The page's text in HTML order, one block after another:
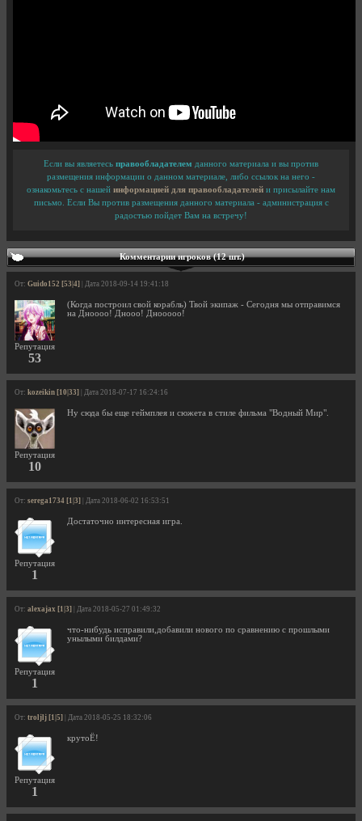
Если вы являетесь правообладателем данного материала и вы против
размещения информации о данном материале, либо ссылок на него -
ознакомьтесь с нашей информацией для правообладателей и присылайте нам
письмо. Если Вы против размещения данного материала - администрация с
радостью пойдет Вам на встречу!
Комментарии игроков (12 шт.)
От: Guido152 [53|4] | Дата 2018-09-14 19:41:18
Репутация
53
(Когда построил свой корабль) Твой экипаж - Сегодня мы отправимся
на Дноооо! Днооо! Днооооо!
От: kozeikin [10|33] | Дата 2018-07-17 16:24:16
Репутация
10
Ну сюда бы еще геймплея и сюжета в стиле фильма "Водный Мир".
От: serega1734 [1|3] | Дата 2018-06-02 16:53:51
Репутация
1
Достаточно интересная игра.
От: alexajax [1|3] | Дата 2018-05-27 01:49:32
Репутация
1
что-нибудь исправили,добавили нового по сравнению с прошлыми
унылыми билдами?
От: troljlj [1|5] | Дата 2018-05-25 18:32:06
Репутация
1
крутоЁ!